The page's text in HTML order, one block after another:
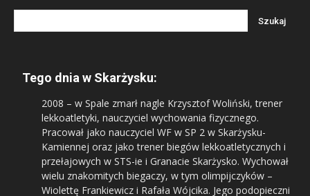
Tego dnia w Skarżysku:
2008 – w Spale zmarł nagle Krzysztof Woliński, trener
lekkoatletyki, nauczyciel wychowania fizycznego.
Pracował jako nauczyciel WF w SP 2 w Skarżysku-
Kamiennej oraz jako trener biegów lekkoatletycznych i
przełajowych w STS-ie i Granacie Skarżysko. Wychował
wielu znakomitych biegaczy, w tym olimpijczyków –
Wiolettę Frankiewicz i Rafała Wójcika. Jego podopieczni